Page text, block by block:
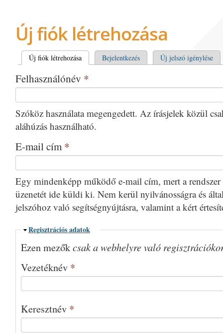
Új fiók létrehozása
Elsődleges fülek
Új fiók létrehozása(aktív fül)Bejelentkezés Új jelszó igénylése
Felhasználónév *
Szóköz használata megengedett. Az írásjelek közül
aláhúzás használható.
E-mail cím *
Egy mindenképp működő e-mail cím, mert a rendszer
üzenetét ide küldi ki. Nem kerül nyilvánosságra és
jelszóhoz való segítségnyújtásra, valamint a kért
Elrejtés
Regisztrációs adatok
Ezen mezőkcsak a webhelyre való
Vezetéknév *
Keresztnév *